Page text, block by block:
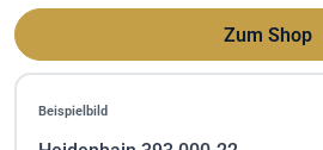
Zum Shop
Beispielbild